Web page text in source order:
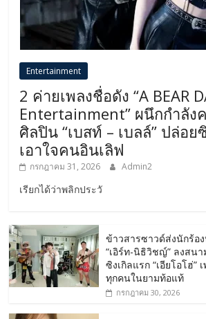
Entertainment
2 ค่ายเพลงชื่อดัง “A BEAR
Entertainment” ผนึกกำลัง
ศิลปิน “เบสท์ – เบลล์” ปล่อย
เอาใจคนอินเลิฟ
กรกฎาคม 31, 2026 Admin2
เรียกได้ว่าพลิกประวั
ข้าวสารซาวด์ส่งนักร้อ
“เอิร์ท-นิธิวิชญ์” ลงสน
ซิงเกิลแรก “เอียโอโฮ่”
ทุกคนในยามท้อแท้
กรกฎาคม 30, 2026